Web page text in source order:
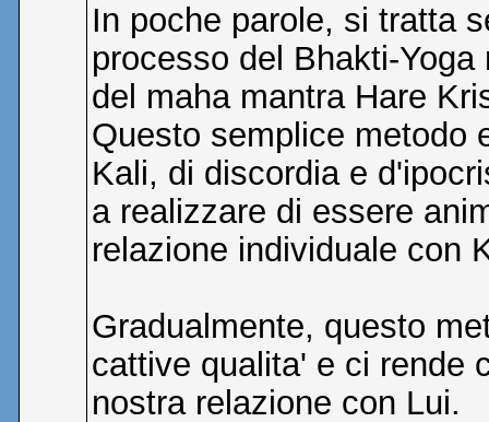
In poche parole, si tratta
processo del Bhakti-
del maha mantra Hare
Questo semplice metodo
Kali, di discordia e
a realizzare di essere
relazione individuale con
Gradualmente, questo
cattive qualita' e ci rende
nostra relazione con Lui.